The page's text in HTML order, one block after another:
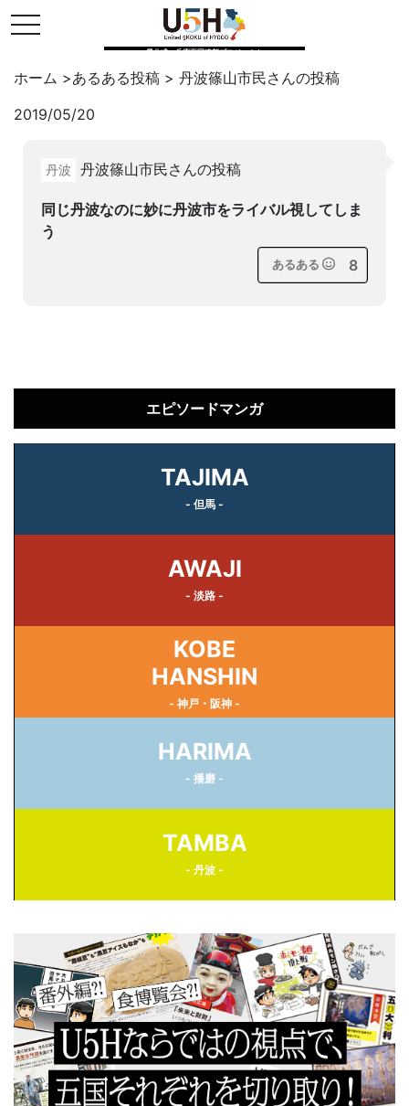
toggle navigation
県公式・兵庫五国連邦プロジェクト
ホーム >あるある投稿 > 丹波篠山市民さんの投稿
2019/05/20
丹波 丹波篠山市民さんの投稿
同じ丹波なのに妙に丹波市をライバル視してしま
う
あるある 8
Twitter
はてブ
エピソードマンガ
TAJIMA
- 但馬 -
AWAJI
- 淡路 -
KOBE
HANSHIN
- 神戸・阪神 -
HARIMA
- 播磨 -
TAMBA
- 丹波 -